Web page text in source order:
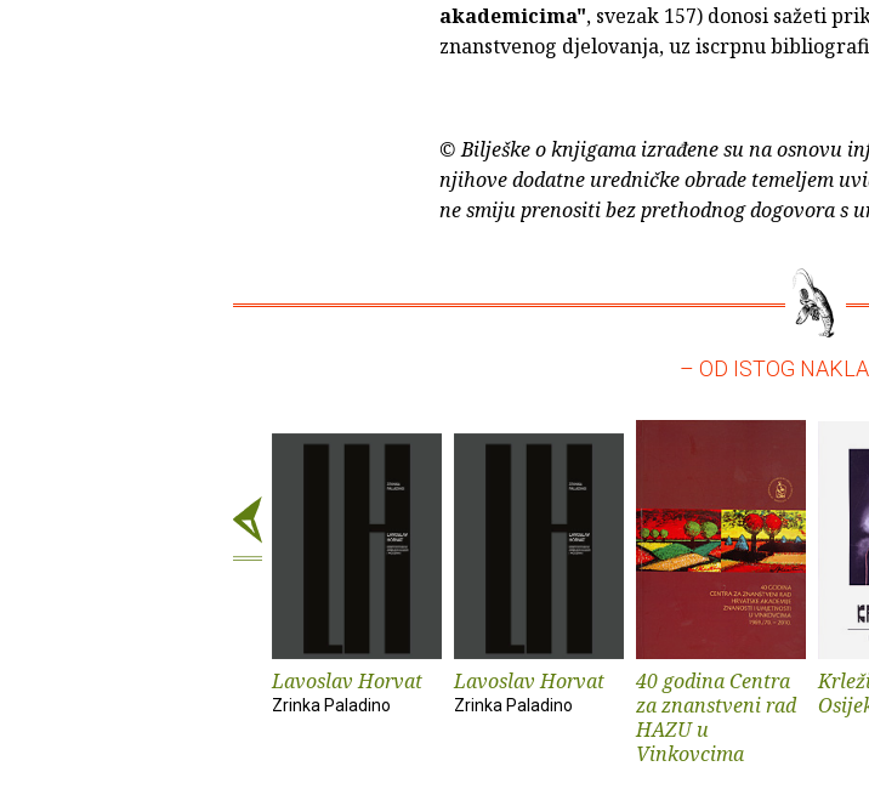
akademicima", svezak 157) donosi sažeti
znanstvenog djelovanja, uz iscrpnu
© Bilješke o knjigama izrađene su na osnovu
njihove dodatne uredničke obrade temeljem
ne smiju prenositi bez prethodnog dogovora s
– OD ISTOG
Lavoslav Horvat
Zrinka Paladino
Lavoslav Horvat
Zrinka Paladino
40 godina Centra
za znanstveni rad
HAZU u
Vinkovcima